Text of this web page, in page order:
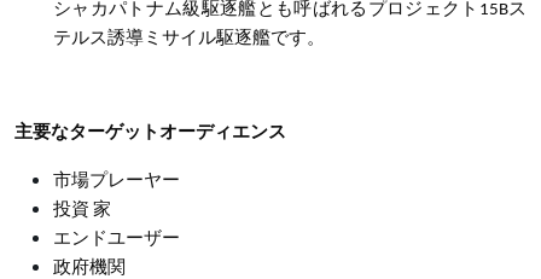
シャカパトナム級駆逐艦とも呼ばれるプロジェクト15Bス
テルス誘導ミサイル駆逐艦です。
主要なターゲットオーディエンス
市場プレーヤー
投資 家
エンドユーザー
政府機関